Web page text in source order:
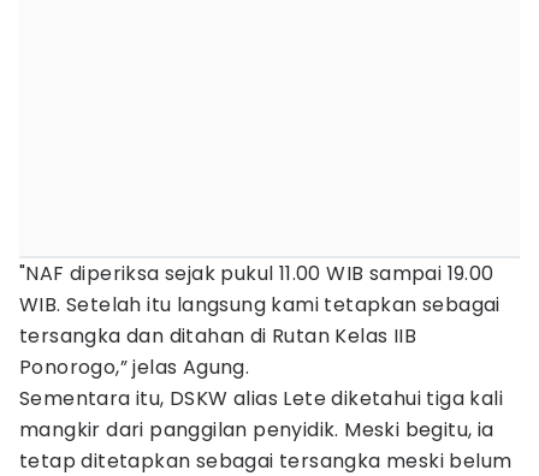
"NAF diperiksa sejak pukul 11.00 WIB sampai 19.00
WIB. Setelah itu langsung kami tetapkan sebagai
tersangka dan ditahan di Rutan Kelas IIB
Ponorogo,” jelas Agung.
Sementara itu, DSKW alias Lete diketahui tiga kali
mangkir dari panggilan penyidik. Meski begitu, ia
tetap ditetapkan sebagai tersangka meski belum